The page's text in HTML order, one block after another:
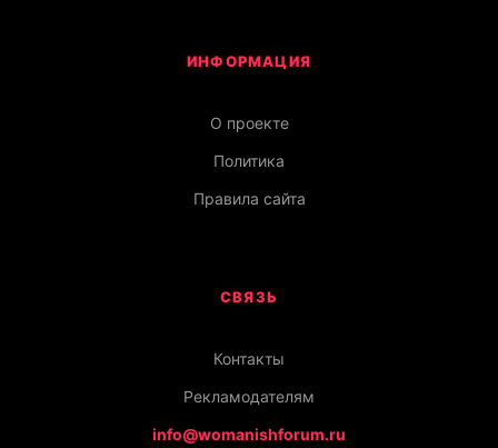
ИНФОРМАЦИЯ
О проекте
Политика
Правила сайта
СВЯЗЬ
Контакты
Рекламодателям
info@womanishforum.ru